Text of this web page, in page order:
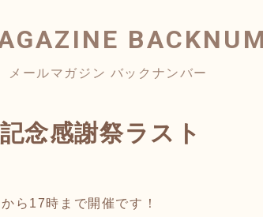
メールマガジン バックナンバー
念感謝祭ラスト
ら17時まで開催です！